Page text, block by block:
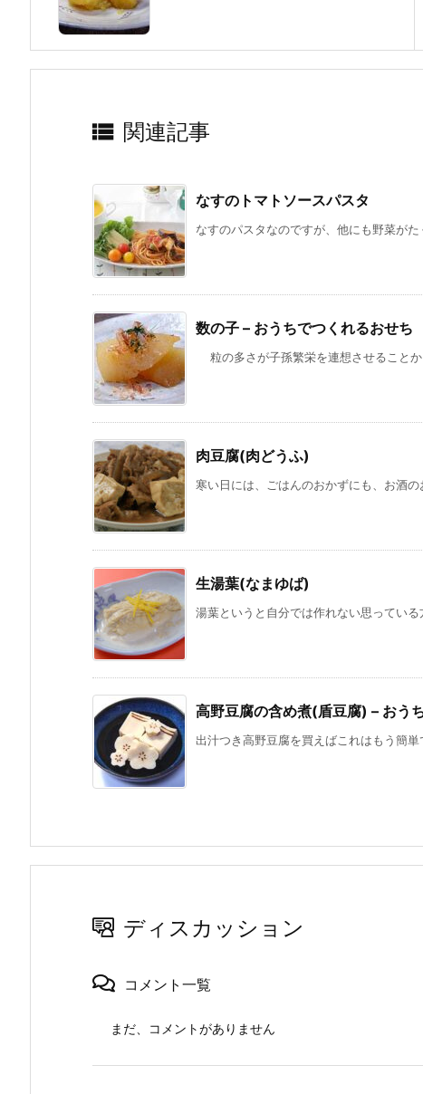
 関連記事
なすのトマトソースパスタ
なすのパスタなのですが、他にも野菜が
数の子 – おうちでつくれるおせち
粒の多さが子孫繁栄を連想させること
肉豆腐(肉どうふ)
寒い日には、ごはんのおかずにも、お酒
生湯葉(なまゆば)
湯葉というと自分では作れない思ってい
高野豆腐の含め煮(盾豆腐) – おう
出汁つき高野豆腐を買えばこれはもう簡
ディスカッション
コメント一覧
まだ、コメントがありません